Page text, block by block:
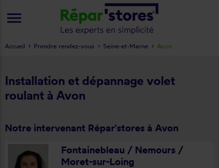
Installation et dépannage volet
roulant à Avon
Notre intervenant Répar'stores à Avon
Fontainebleau / Nemours /
Moret-sur-Loing
Accueil Prendre rendez-vous Seine-et-Marne Avon
menu